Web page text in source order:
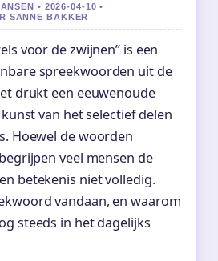
• 2026-04-10 •
SANNE BAKKER
voor de zwijnen” is een
spreekwoorden uit de
drukt een eeuwenoude
van het selectief delen
Hoewel de woorden
veel mensen de
betekenis niet volledig.
vandaan, en waarom
steeds in het dagelijks